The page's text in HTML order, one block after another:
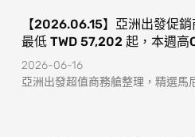
【2026.06.15】亞洲出發促
最低 TWD 57,202 起，本週高
2026-06-16
亞洲出發超值商務艙整理，精選馬